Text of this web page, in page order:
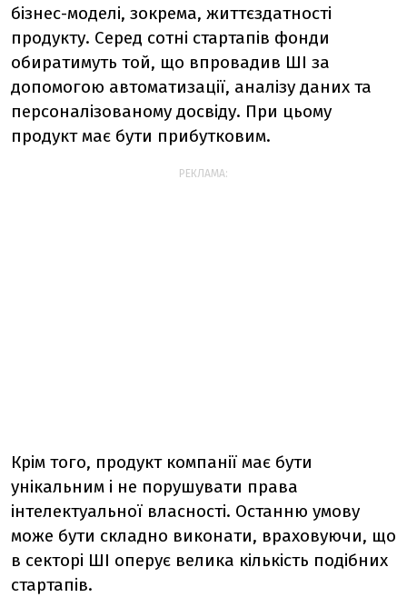
бізнес-моделі, зокрема, життєздатності
продукту. Серед сотні стартапів фонди
обиратимуть той, що впровадив ШІ за
допомогою автоматизації, аналізу даних та
персоналізованому досвіду. При цьому
продукт має бути прибутковим.
РЕКЛАМА:
Крім того, продукт компанії має бути
унікальним і не порушувати права
інтелектуальної власності. Останню умову
може бути складно виконати, враховуючи, що
в секторі ШІ оперує велика кількість подібних
стартапів.